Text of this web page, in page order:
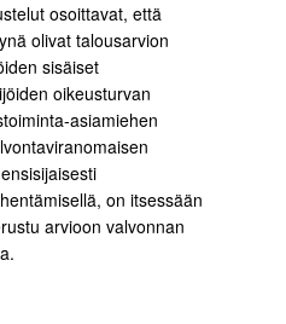
osoittavat, että
olivat talousarvion
sisäiset
oikeusturvan
asiamiehen
on itsessään
arvioon valvonnan